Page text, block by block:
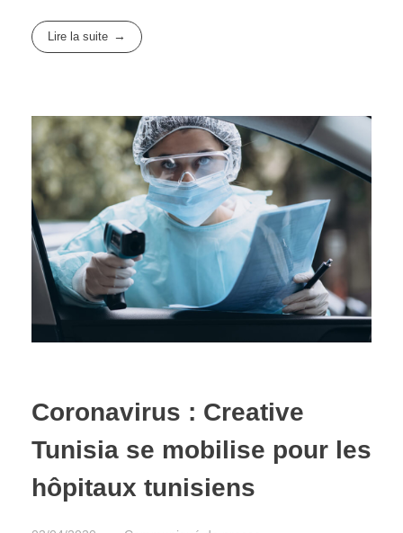
Lire la suite
Coronavirus : Creative
Tunisia se mobilise pour les
hôpitaux tunisiens